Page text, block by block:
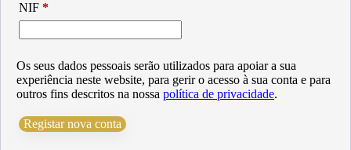
NIF *
Os seus dados pessoais serão utilizados para apoiar a sua
experiência neste website, para gerir o acesso à sua conta e para
outros fins descritos na nossa política de privacidade.
Registar nova conta